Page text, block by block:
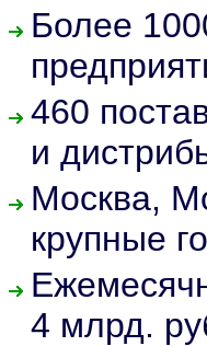
Более
460
и
Москва,
крупные
4 млрд.